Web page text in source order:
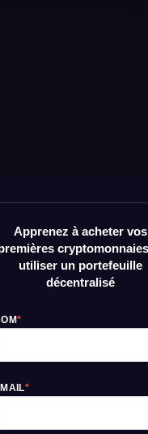
Apprenez à acheter vos
utiliser un portefeuille
décentralisé